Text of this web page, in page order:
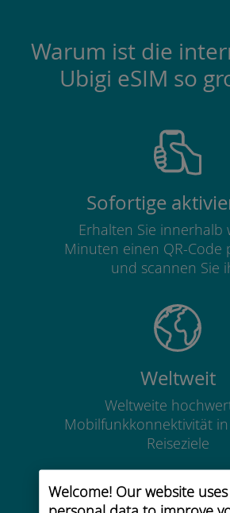
Welcome! Our website
Warum ist die
Ubigi eSIM so
Sofortige
Erhalten Sie innerhalb
Minuten einen QR-Code
und scannen Sie
Weltweit
Weltweite
Mobilfunkkonnektivität
Reiseziele